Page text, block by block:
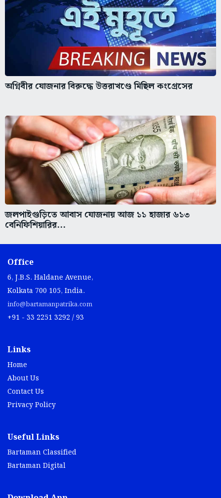
অগ্নিবীর যোজনার বিরুদ্ধে উত্তরাখণ্ডে মিছিল কংগ্রেসের
জলপাইগুড়িতে আবাস যোজনায় আজ ১১ হাজার ৬১৩
বেনিফিশিয়ারির...
Office
6, J.B.S. Haldane Avenue,
Kolkata 700 105, India.
info@bartamanpatrika.com
+91 - 33 2251 3292 / 93
Links
Home
About Us
Contact Us
Privacy Policy
Useful Links
Bartaman Classified
Bartaman Digital